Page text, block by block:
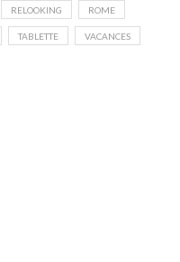
RELOOKING ROME
TABLETTE VACANCES